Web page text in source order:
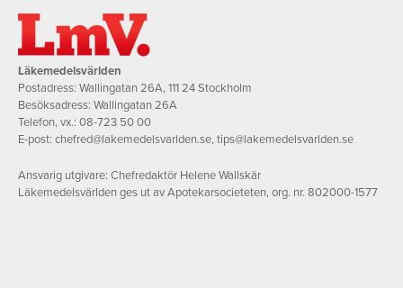
Läkemedelsvärlden
Postadress: Wallingatan 26A, 111 24 Stockholm
Besöksadress: Wallingatan 26A
Telefon, vx.: 08-723 50 00
E-post: chefred@lakemedelsvarlden.se,tips@lakemedelsvarlden.se
Ansvarig utgivare: Chefredaktör Helene Wallskär
Läkemedelsvärlden ges ut av Apotekarsocieteten, org. nr. 802000-1577